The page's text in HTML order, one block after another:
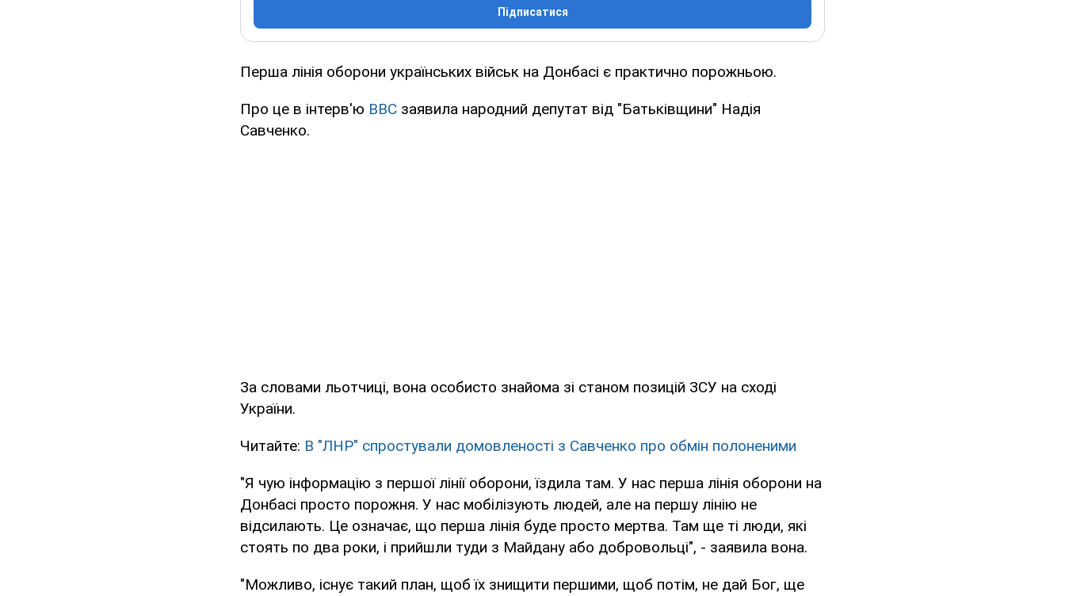
Підписатися
Перша лінія оборони українських військ на Донбасі є практично порожньою.
Про це в інтерв'ю BBC заявила народний депутат від "Батьківщини" Надія
Савченко.
За словами льотчиці, вона особисто знайома зі станом позицій ЗСУ на сході
України.
Читайте: В "ЛНР" спростували домовленості з Савченко про обмін полоненими
"Я чую інформацію з першої лінії оборони, їздила там. У нас перша лінія оборони на
Донбасі просто порожня. У нас мобілізують людей, але на першу лінію не
відсилають. Це означає, що перша лінія буде просто мертва. Там ще ті люди, які
стоять по два роки, і прийшли туди з Майдану або добровольці", - заявила вона.
"Можливо, існує такий план, щоб їх знищити першими, щоб потім, не дай Бог, ще